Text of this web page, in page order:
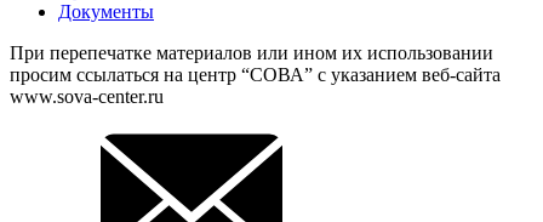
Документы
При перепечатке материалов или ином их использовании
просим ссылаться на центр “СОВА” с указанием веб-сайта
www.sova-center.ru